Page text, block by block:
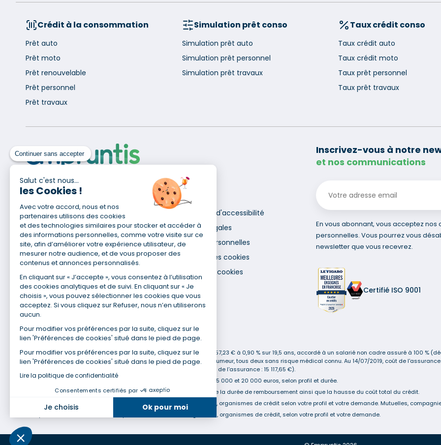
Continuer sans accepter
Salut c'est nous...
les Cookies !
Avec votre accord, nous et nos
partenaires utilisons des cookies
et des technologies similaires pour stocker et accéder à
des informations personnelles, comme votre visite sur ce
site, afin d’améliorer votre expérience utilisateur, de
mesurer notre audience, et de vous proposer des
contenus et annonces personnalisés.
En cliquant sur « J’accepte », vous consentez à l’utilisation
des cookies analytiques et de suivi. En cliquant sur « Je
choisis », vous pouvez sélectionner les cookies que vous
acceptez. Si vous cliquez sur Refuser, nous n’en utiliserons
aucun.
Pour modifier vos préférences par la suite, cliquez sur le
lien 'Préférences de cookies' situé dans le pied de page.
Pour modifier vos préférences par la suite, cliquez sur le
lien 'Préférences de cookies' situé dans le pied de page.
Lire la politique de confidentialité
Consentements certifiés par
Je choisis Ok pour moi
Notre plateforme vous permet d'adapter et de gérer vos paramètres de confidentialité, en garantissant la conformité avec
Crédit à la consommation
Prêt auto
Prêt moto
Prêt renouvelable
Prêt personnel
Prêt travaux
Simulation prêt conso
Simulation prêt auto
Simulation prêt personnel
Simulation prêt travaux
Taux crédit conso
Taux crédit auto
Taux crédit moto
Taux prêt personnel
Taux prêt travaux
Pour en savoir plus
Qui sommes-nous ?
Site du Groupe
Nos agences
Nous contacter
Recrutement
Déclaration d'accessibilité
Mentions légales
Données personnelles
Utilisation des cookies
Gestion des cookies
Inscrivez-vous à notre
et nos communications
En vous abonnant, vous acceptez
personnelles. Vous pourrez vous
newsletter que vous recevrez.
Certifié ISO 9001
(1) Taux fixe national hors assurance et selon votre profil
(2) Économie de 65 % pour l'assurance d'un prêt amortissable de 330 457,23 € à 0,90 % sur 19,5 ans, accordé à un salarié non cadre assuré à 100 %
cadre assurée à 100 % (décès, PTIA, IPP, ITT, IPP) âgée de 35 ans et non-fumeur, tous deux sans risque médical connu. Au 14/07/2019, coût de
en moyenne au 14/07/2022 avec Empruntis.com (TAEA : 0,44 %, coût total de l'assurance : 15 117,65 €).
(3) Taux minimum pour un crédit consommation d'un montant fixé entre 5 000 et 20 000 euros, selon profil et durée.
(4) La diminution du montant des mensualités entraîne l'allongement de la durée de remboursement ainsi que la hausse du coût total du crédit.
(5) Banques de réseau, mutualistes, spécialisées, directions régionales, organismes de crédit selon votre profil et votre demande. Mutuelles,
(6) Banques de réseau, mutualistes, spécialisées, directions régionales, organismes de crédit, selon votre profil et votre demande.